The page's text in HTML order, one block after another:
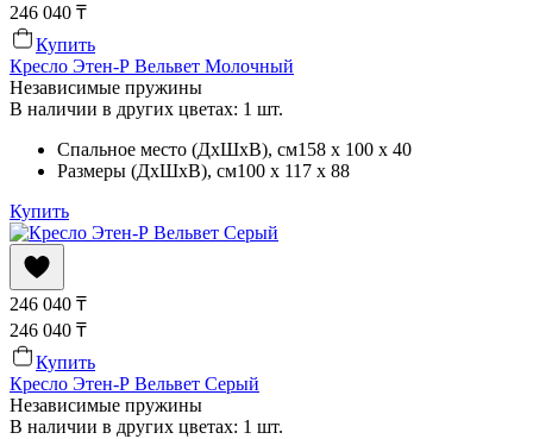
246 040 ₸
Купить
Кресло Этен-Р Вельвет Молочный
Независимые пружины
В наличии в других цветах: 1 шт.
Спальное место (ДхШхВ), см158 x 100 x 40
Размеры (ДхШхВ), см100 x 117 x 88
Купить
246 040 ₸
246 040 ₸
Купить
Кресло Этен-Р Вельвет Серый
Независимые пружины
В наличии в других цветах: 1 шт.